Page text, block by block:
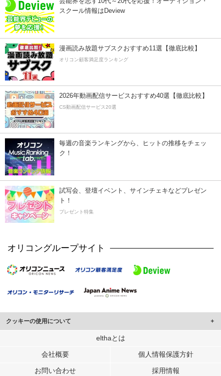
スクール情報はDeview
漫画読み放題サブスクおすすめ11選【徹底比較】
オリコン顧客満足度ランキング
2026年動画配信サービスおすすめ40選【徹底比較】
CS動画配信サービス20選
毎週の音楽ランキングから、ヒットの推移をチェッ
ク！
試写会、登壇イベント、サインチェキなどプレゼン
ト！
プレゼント特集
オリコングループサイト
クッキーの使用について
このサイトでは Cookie を使用して、ユーザーに合わせたコンテンツや広告の
行っています。
メディアや広告配信、データ解析の各パートナーに提供しています。
elthaとは
会社概要 個人情報保護方針
お問い合わせ 採用情報